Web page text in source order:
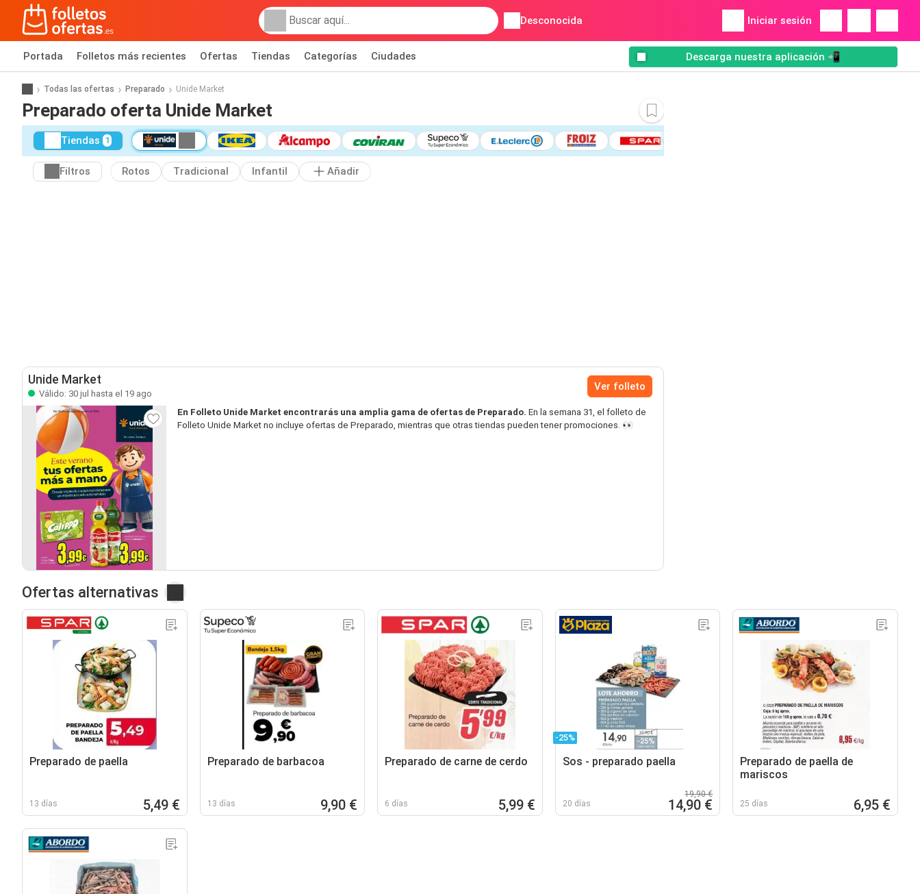
Desconocida Iniciar sesión
Portada Folletos más recientes Ofertas Tiendas Categorías Ciudades Descarga nuestra aplicación 📲
Todas las ofertas Preparado Unide Market
Preparado oferta Unide Market
Tiendas 1
Filtros Rotos Tradicional Infantil Añadir
Unide Market
Válido: 30 jul hasta el 19 ago
Ver folleto
En Folleto Unide Market encontrarás una amplia gama de ofertas de Preparado. En la semana 31, el folleto de
Folleto Unide Market no incluye ofertas de Preparado, mientras que otras tiendas pueden tener promociones. 👀
Ofertas alternativas
Preparado de paella
13 días 5,49 €
Preparado de barbacoa
13 días 9,90 €
Preparado de carne de cerdo
6 días 5,99 €
-25%
Sos - preparado paella
20 días
19,90 €
14,90 €
Preparado de paella de
mariscos
25 días 6,95 €